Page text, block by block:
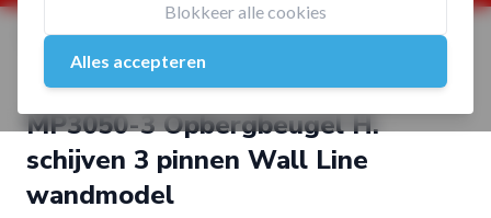
Blokkeer alle cookies
Alles accepteren
Home
MP3050-3 Opbergbeugel H. schijven 3 pinnen Wall Line
MP3050-3 Opbergbeugel H.
schijven 3 pinnen Wall Line
wandmodel